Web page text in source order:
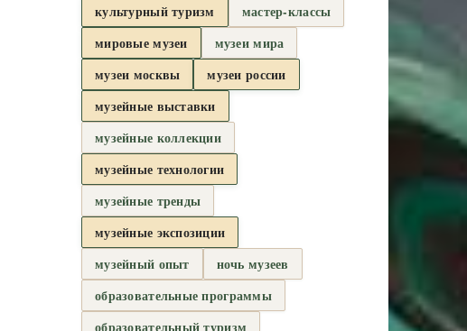
культурный туризм
мастер-классы
мировые музеи
музеи мира
музеи москвы
музеи россии
музейные выставки
музейные коллекции
музейные технологии
музейные тренды
музейные экспозиции
музейный опыт
ночь музеев
образовательные программы
образовательный туризм